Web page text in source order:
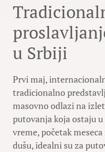
u Srbiji
Prvi maj,
tradicionalno
masovno odlazi na
putovanja koja ostaju
vreme, početak
dušu, idealni su za